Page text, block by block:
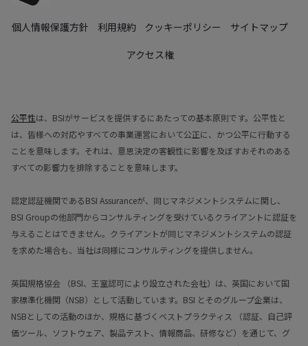
個人情報保護方針 利用規約 クッキーポリシー
サイトマップ
アクセス権
公平性は、BSIがサービスを提供するにあたっての基本原則です。公平性と
は、皆様への対応やすべての事業運営において公正に、かつ公平に行動する
ことを意味します。それは、意思決定の客観性に影響を及ぼすおそれのある
すべての影響力を排除することを意味します。
認定認証機関であるBSI Assuranceが、同じマネジメントシステムに関し、
BSI Groupの他部門からコンサルティングを受けているクライアントに認証を
与えることはできません。クライアントが同じマネジメントシステムの認証
を求めた場合も、当社は同様にコンサルティングを提供しません。
英国規格協会 （BSI、王室認可により設立された会社）は、英国において国
家標準化機関（NSB）として活動しています。BSI とそのグループ企業は、
NSBとしての活動のほか、規格に基づくベストプラクティス （認証、自己評
価ツール、ソフトウェア、製品テスト、情報商品、研修など）を通じて、グ